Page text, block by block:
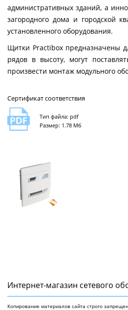
административных зданий, а
загородного дома и городской
установленного оборудования.
Щитки Practibox предназначены
рядов в высоту, могут
произвести монтаж модульного
Сертификат соответствия
Тип файла: pdf
Размер: 1.78 Мб
Интернет-магазин сетeвого
Копирование материалов сайта строго